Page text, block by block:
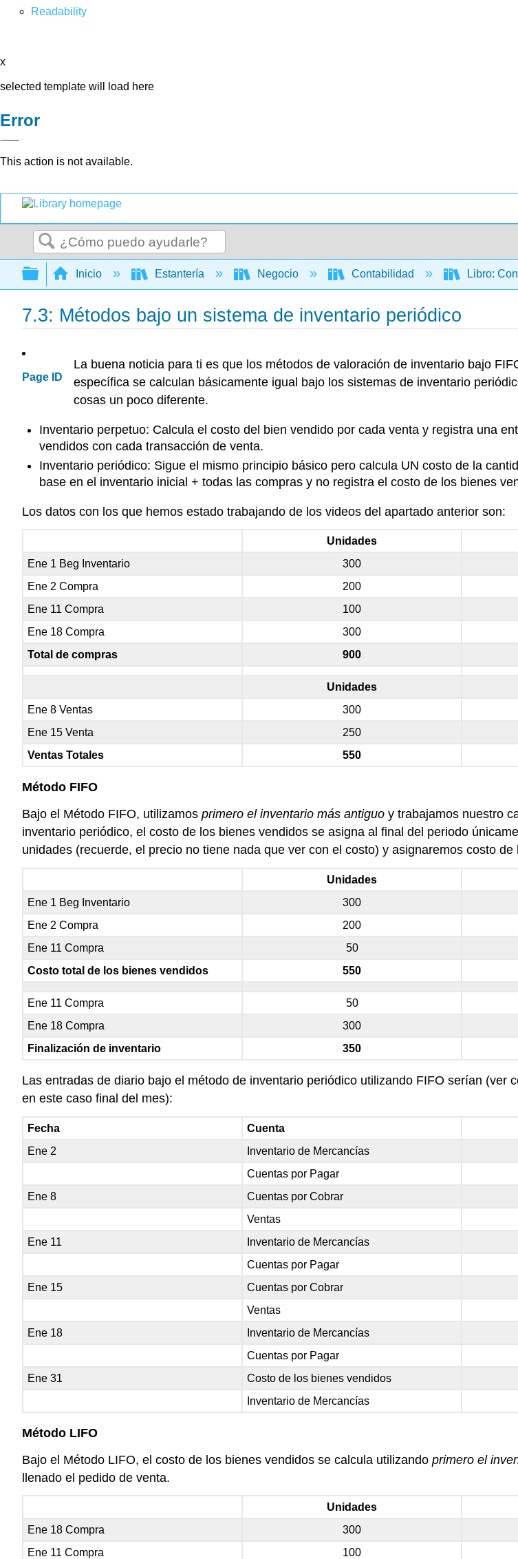
Readability
x
selected template will load here
Error
This action is not available.
Buscar
Expandir/contraer jerarquía global
Inicio Estantería Negocio Contabilidad Libro:
7.3: Métodos bajo un sistema de inventario periódico
Page ID
La buena noticia para ti es que los métodos de valoración de inventario bajo
específica se calculan básicamente igual bajo los sistemas de inventario
cosas un poco diferente.
Inventario perpetuo: Calcula el costo del bien vendido por cada venta y registra una
vendidos con cada transacción de venta.
Inventario periódico: Sigue el mismo principio básico pero calcula UN costo de la
base en el inventario inicial + todas las compras y no registra el costo de los bienes
Los datos con los que hemos estado trabajando de los videos del apartado anterior son:
Unidades
Ene 1 Beg Inventario
300
Ene 2 Compra
200
Ene 11 Compra
100
Ene 18 Compra
300
Total de compras
900
Unidades
Ene 8 Ventas
300
Ene 15 Venta
250
Ventas Totales
550
Método FIFO
Bajo el Método FIFO, utilizamos primero el inventario más antiguo y trabajamos nuestro
inventario periódico, el costo de los bienes vendidos se asigna al final del periodo
unidades (recuerde, el precio no tiene nada que ver con el costo) y asignaremos costo de
Unidades
Ene 1 Beg Inventario
300
Ene 2 Compra
200
Ene 11 Compra
50
Costo total de los bienes vendidos
550
Ene 11 Compra 50
Ene 18 Compra
300
Finalización de inventario
350
Las entradas de diario bajo el método de inventario periódico utilizando FIFO serían
en este caso final del mes):
Fecha Cuenta
Ene 2
Inventario de Mercancías
Cuentas por Pagar
Ene 8
Cuentas por Cobrar
Ventas
Ene 11
Inventario de Mercancías
Cuentas por Pagar
Ene 15
Cuentas por Cobrar
Ventas
Ene 18
Inventario de Mercancías
Cuentas por Pagar
Ene 31
Costo de los bienes vendidos
Inventario de Mercancías
Método LIFO
Bajo el Método LIFO, el costo de los bienes vendidos se calcula utilizando primero el
llenado el pedido de venta.
Unidades
Ene 18 Compra
300
Ene 11 Compra
100